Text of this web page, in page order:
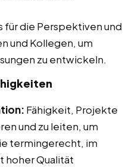
für die Perspektiven und
und Kollegen, um
zu entwickeln.
Fähigkeit, Projekte
und zu leiten, um
termingerecht, im
hoher Qualität